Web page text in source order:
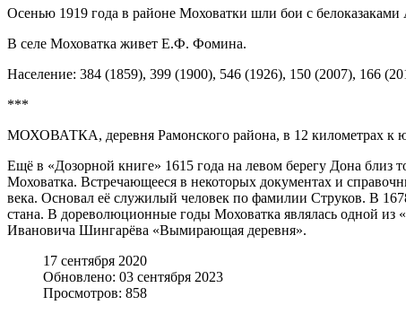
Осенью 1919 года в районе Моховатки шли бои с
В селе Моховатка живет Е.Ф. Фомина.
Население: 384 (1859), 399 (1900), 546 (1926), 150 (2007), 166
***
МОХОВАТКА, деревня Рамонского района, в 12 километрах к
Ещё в «Дозорной книге» 1615 года на левом берегу Дона близ
Моховатка. Встречающееся в некоторых документах и
века. Основал её служилый человек по фамилии Струков. В
стана. В дореволюционные годы Моховатка являлась одной
Ивановича Шингарёва «Вымирающая деревня».
17 сентября 2020
Обновлено: 03 сентября 2023
Просмотров: 858